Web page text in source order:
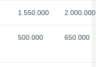
1.550.000 2.000.000
500.000 650.000